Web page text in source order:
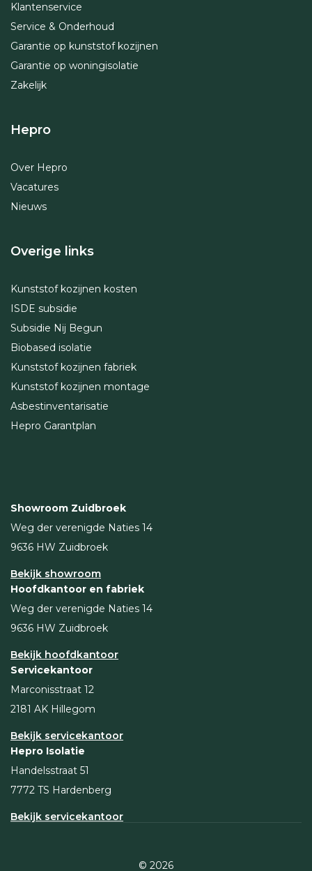
Klantenservice
Service & Onderhoud
Garantie op kunststof kozijnen
Garantie op woningisolatie
Zakelijk
Hepro
Over Hepro
Vacatures
Nieuws
Overige links
Kunststof kozijnen kosten
ISDE subsidie
Subsidie Nij Begun
Biobased isolatie
Kunststof kozijnen fabriek
Kunststof kozijnen montage
Asbestinventarisatie
Hepro Garantplan
Showroom Zuidbroek
Weg der verenigde Naties 14
9636 HW Zuidbroek
Bekijk showroom
Hoofdkantoor en fabriek
Weg der verenigde Naties 14
9636 HW Zuidbroek
Bekijk hoofdkantoor
Servicekantoor
Marconisstraat 12
2181 AK Hillegom
Bekijk servicekantoor
Hepro Isolatie
Handelsstraat 51
7772 TS Hardenberg
Bekijk servicekantoor
© 2026